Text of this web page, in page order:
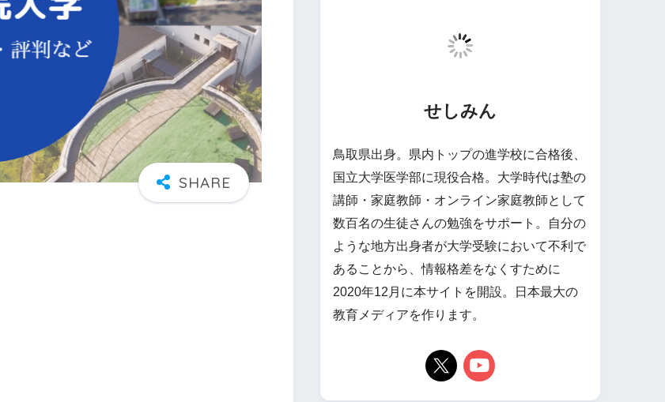
せしみん
鳥取県出身。県内トップの進学校に合格後、
国立大学医学部に現役合格。大学時代は塾の
講師・家庭教師・オンライン家庭教師として
数百名の生徒さんの勉強をサポート。自分の
ような地方出身者が大学受験において不利で
あることから、情報格差をなくすために
2020年12月に本サイトを開設。日本最大の
教育メディアを作ります。